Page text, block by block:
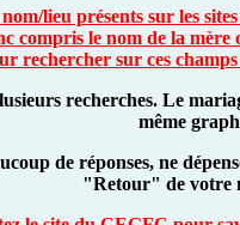
lieu présents sur les
compris le nom de la
rechercher sur ces
recherches. Le
même
de réponses, ne
"Retour" de votre